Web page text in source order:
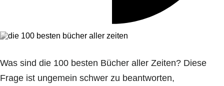
Was sind die 100 besten Bücher aller Zeiten? Diese
Frage ist ungemein schwer zu beantworten,